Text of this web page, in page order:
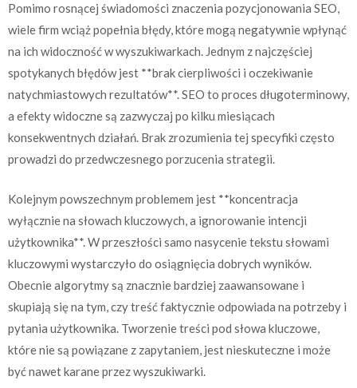
Pomimo rosnącej świadomości znaczenia pozycjonowania SEO,
wiele firm wciąż popełnia błędy, które mogą negatywnie wpłynąć
na ich widoczność w wyszukiwarkach. Jednym z najczęściej
spotykanych błędów jest **brak cierpliwości i oczekiwanie
natychmiastowych rezultatów**. SEO to proces długoterminowy,
a efekty widoczne są zazwyczaj po kilku miesiącach
konsekwentnych działań. Brak zrozumienia tej specyfiki często
prowadzi do przedwczesnego porzucenia strategii.
Kolejnym powszechnym problemem jest **koncentracja
wyłącznie na słowach kluczowych, a ignorowanie intencji
użytkownika**. W przeszłości samo nasycenie tekstu słowami
kluczowymi wystarczyło do osiągnięcia dobrych wyników.
Obecnie algorytmy są znacznie bardziej zaawansowane i
skupiają się na tym, czy treść faktycznie odpowiada na potrzeby i
pytania użytkownika. Tworzenie treści pod słowa kluczowe,
które nie są powiązane z zapytaniem, jest nieskuteczne i może
być nawet karane przez wyszukiwarki.